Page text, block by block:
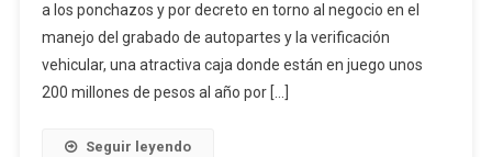
a los ponchazos y por decreto en torno al negocio en el
manejo del grabado de autopartes y la verificación
vehicular, una atractiva caja donde están en juego unos
200 millones de pesos al año por […]
Seguir leyendo